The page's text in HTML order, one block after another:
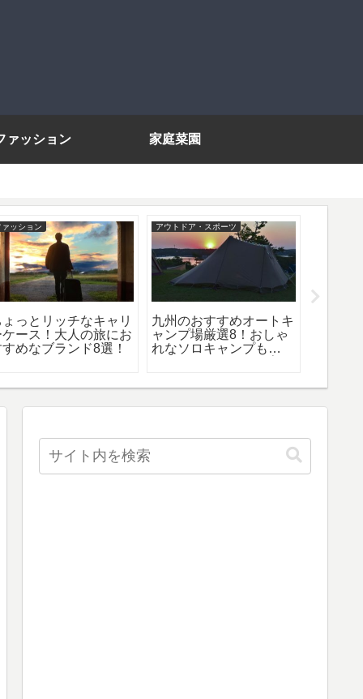
ァッション 家庭菜園
ァッション
ょっとリッチなキャリ
ケース！大人の旅にお
めなブランド8選！
アウトドア・スポーツ
九州のおすすめオートキ
ャンプ場厳選8！おしゃ
れなソロキャンプも